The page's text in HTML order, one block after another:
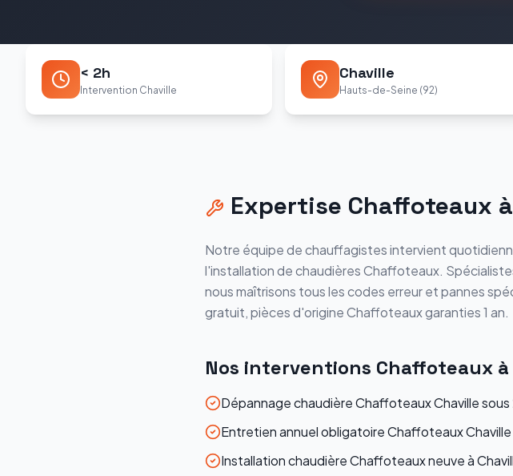
< 2h
Intervention Chaville
Chaville
Hauts-de-Seine (92)
Expertise Chaffoteaux à
Notre équipe de chauffagistes intervient
l'installation de chaudièresChaffoteaux.
nous maîtrisons tous les codes erreur et pannes
gratuit, pièces d'origineChaffoteauxgaranties 1 an.
Nos interventions Chaffoteaux à
Dépannage chaudière Chaffoteaux Chaville sous
Entretien annuel obligatoire Chaffoteaux
Installation chaudière Chaffoteaux neuve à